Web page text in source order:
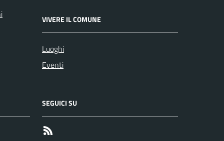
VIVERE IL COMUNE
Luoghi
Eventi
SEGUICI SU